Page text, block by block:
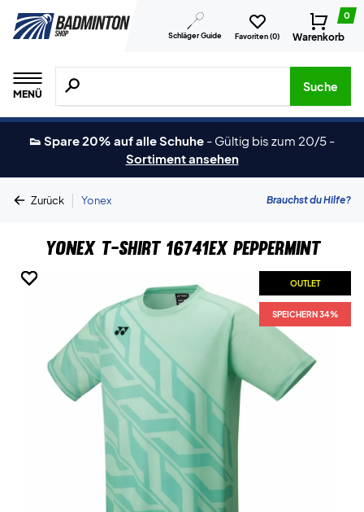
Schläger Guide Favoriten (0)
0
Warenkorb
MENÜ
Suche nach Produkten, Marken usw.
Suche
👟 Spare 20% auf alle Schuhe - Gültig bis zum 20/5 -
Sortiment ansehen
Zurück | Yonex Brauchst du Hilfe?
Yonex T-shirt 16741EX Peppermint
OUTLET
SPEICHERN 34%
OUTLET
SPEICHERN 34%
OUTLET
SPEICHERN 34%
OUTLET
SPEICHERN 34%
OUTLET
SPEICHERN 34%